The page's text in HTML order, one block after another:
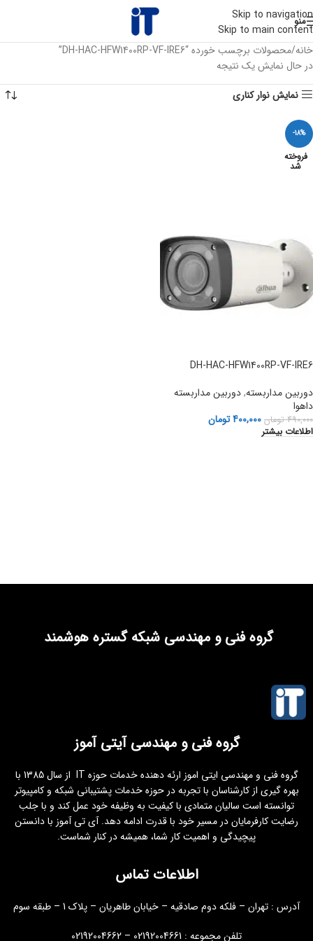
Skip to navigation
Skip to main content
منو
خانه محصولات برچسب خورده “DH-HAC-HFW1400RP-VF-IRE6”
در حال نمایش یک نتیجه
نمایش نوار کناری
-18%
فروخته
شد
DH-HAC-HFW1400RP-VF-IRE6
دوربین مداربسته,دوربین مداربسته
داهوا
490,000 تومان 400,000تومان
اطلاعات بیشتر
گروه فنی و مهندسی شبکه گستره هوشمند
گروه فنی و مهندسی آیتی آموز
گروه فنی و مهندسی ایتی اموز ارئه دهنده خدمات حوزه IT از سال 1385 با
بهره گیری از کارشناسان با تجربه در حوزه خدمات پشتیبانی شبکه و کامپیوتر
توانسته است سالیان متمادی با کیفیت به وظیفه خود عمل کند و با جلب
رضایت کارفرمایان در مسیر خود با قدرت ادامه دهد. آی تی آموز با دانستن
پیچیدگی و اهمیت کار شما، همیشه در کنار شماست.
اطلاعات تماس
آدرس : تهران – فلکه دوم صادقیه – خیابان طاهریان – پلاک 1 – طبقه سوم
تلفن مجموعه : 02192004661 – 02192004662